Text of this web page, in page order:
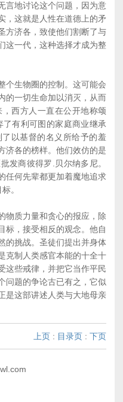
言地讨论这个问题，因为意
，这就是人性在道德上的矛
方济各，致使他们割断了与
这一代，这种选择才成为整
生物圈的控制。这可能会
的一切生命加以消灭，从而
西方人一直在公开地称颂
有利可图的家庭商业继承
以基督的名义所给予的羞
济各的榜样。他们效仿的是
发商彼得罗.贝尔纳多尼。
任何先辈都更加着魔地追求
。
质力量和贪心的报应，除
标，接受相反的观念。他自
的挑战。圣徒们提出并身体
克制人类感官本能的十全十
这些戒律，并把它当作平民
问题的争论古已有之，它似
是这部讲述人类与大地母亲
上页 : 目录页 : 下页